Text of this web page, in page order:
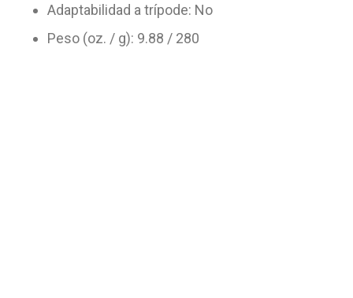
Adaptabilidad a trípode: No
Peso (oz. / g): 9.88 / 280